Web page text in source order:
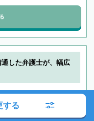
通した弁護士が、幅広
ットカード可
する